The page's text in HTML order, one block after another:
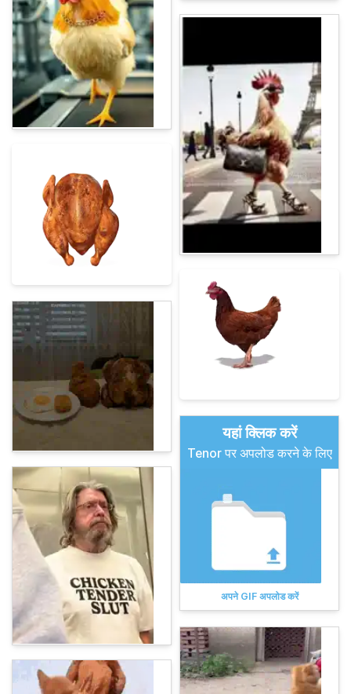
यहां क्लिक करें
Tenor पर अपलोड करने के लिए
अपने GIF अपलोड करें